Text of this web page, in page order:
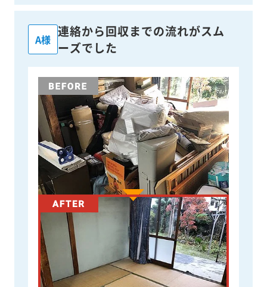
A様
連絡から回収までの流れがスム
ーズでした